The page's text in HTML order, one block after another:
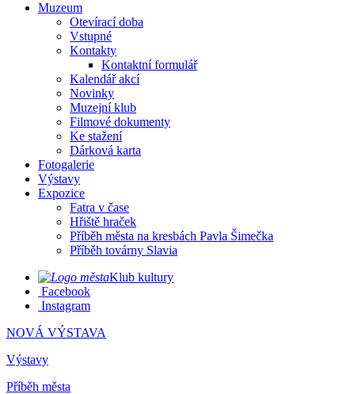
Muzeum
Otevírací doba
Vstupné
Kontakty
Kontaktní formulář
Kalendář akcí
Novinky
Muzejní klub
Filmové dokumenty
Ke stažení
Dárková karta
Fotogalerie
Výstavy
Expozice
Fatra v čase
Hřiště hraček
Příběh města na kresbách Pavla Šimečka
Příběh továrny Slavia
Klub kultury
Facebook
Instagram
NOVÁ VÝSTAVA
Výstavy
Příběh města